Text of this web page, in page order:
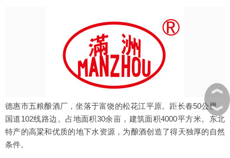
德惠市五粮酿酒厂，坐落于富饶的松花江平原。距长春50公里，
国道102线路边。占地面积30余亩，建筑面积4000平方米。东北
特产的高粱和优质的地下水资源，为酿酒创造了得天独厚的自然
条件。
︽
︾